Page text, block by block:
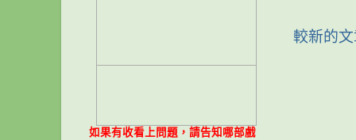
較新的
如果有收看上問題，請告知哪部戲